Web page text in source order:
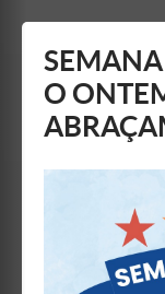
barra
O